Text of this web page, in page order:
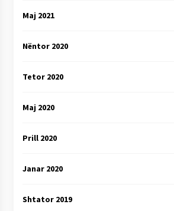
Maj 2021
Nëntor 2020
Tetor 2020
Maj 2020
Prill 2020
Janar 2020
Shtator 2019